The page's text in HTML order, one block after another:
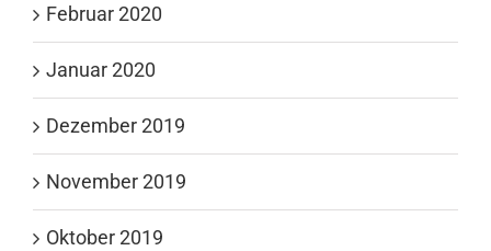
Februar 2020
Januar 2020
Dezember 2019
November 2019
Oktober 2019